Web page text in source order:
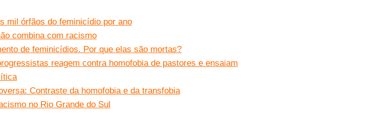
mil órfãos do feminicídio por ano
combina com racismo
de feminicídios. Por que elas são mortas?
reagem contra homofobia de pastores e ensaiam
Contraste da homofobia e da transfobia
no Rio Grande do Sul